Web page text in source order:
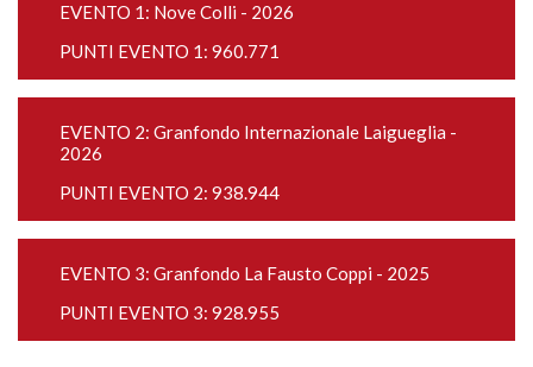
EVENTO 1: Nove Colli - 2026
PUNTI EVENTO 1: 960.771
EVENTO 2: Granfondo Internazionale Laigueglia -
2026
PUNTI EVENTO 2: 938.944
EVENTO 3: Granfondo La Fausto Coppi - 2025
PUNTI EVENTO 3: 928.955